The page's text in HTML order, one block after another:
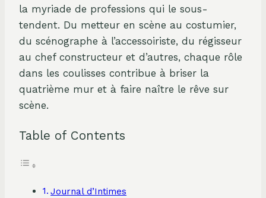
la myriade de professions qui le sous-
tendent. Du metteur en scène au costumier,
du scénographe à l’accessoiriste, du régisseur
au chef constructeur et d’autres, chaque rôle
dans les coulisses contribue à briser la
quatrième mur et à faire naître le rêve sur
scène.
Table of Contents
Journal d’Intimes